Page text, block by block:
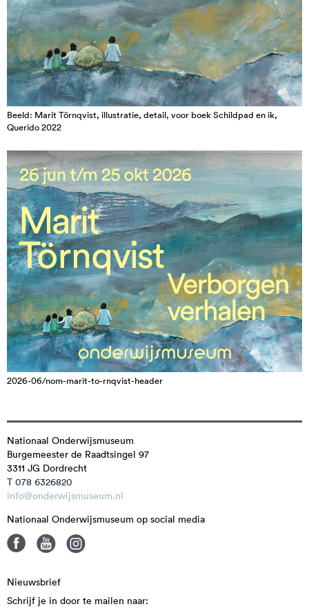
Beeld: Marit Törnqvist, illustratie, detail, voor boek Schildpad en ik,
Querido 2022
2026-06/nom-marit-to-rnqvist-header
Nationaal Onderwijsmuseum
Burgemeester de Raadtsingel 97
3311 JG Dordrecht
T 078 6326820
info@onderwijsmuseum.nl
Nationaal Onderwijsmuseum op social media
Nieuwsbrief
Schrijf je in door te mailen naar: